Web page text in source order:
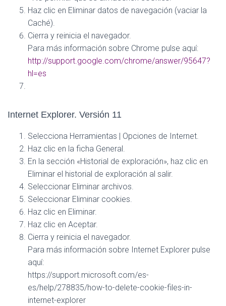
Haz clic en Eliminar datos de navegación (vaciar la
Caché).
Cierra y reinicia el navegador.
Para más información sobre Chrome pulse aquí:
http://support.google.com/chrome/answer/95647?
hl=es
Internet Explorer. Versión 11
Selecciona Herramientas | Opciones de Internet.
Haz clic en la ficha General.
En la sección «Historial de exploración», haz clic en
Eliminar el historial de exploración al salir.
Seleccionar Eliminar archivos.
Seleccionar Eliminar cookies.
Haz clic en Eliminar.
Haz clic en Aceptar.
Cierra y reinicia el navegador.
Para más información sobre Internet Explorer pulse
aquí:
https://support.microsoft.com/es-
es/help/278835/how-to-delete-cookie-files-in-
internet-explorer